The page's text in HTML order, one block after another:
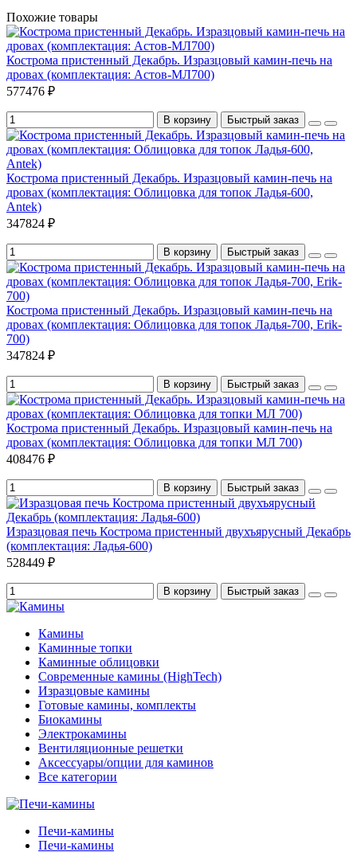
Похожие товары
Кострома пристенный Декабрь. Изразцовый камин-печь на
дровах (комплектация: Астов-МЛ700)
577476 ₽
В корзину Быстрый заказ
Кострома пристенный Декабрь. Изразцовый камин-печь на
дровах (комплектация: Облицовка для топок Ладья-600,
Antek)
347824 ₽
В корзину Быстрый заказ
Кострома пристенный Декабрь. Изразцовый камин-печь на
дровах (комплектация: Облицовка для топок Ладья-700, Erik-
700)
347824 ₽
В корзину Быстрый заказ
Кострома пристенный Декабрь. Изразцовый камин-печь на
дровах (комплектация: Облицовка для топки МЛ 700)
408476 ₽
В корзину Быстрый заказ
Изразцовая печь Кострома пристенный двухъярусный Декабрь
(комплектация: Ладья-600)
528449 ₽
В корзину Быстрый заказ
Камины
Каминные топки
Каминные облицовки
Современные камины (HighTech)
Изразцовые камины
Готовые камины, комплекты
Биокамины
Электрокамины
Вентиляционные решетки
Аксессуары/опции для каминов
Все категории
Печи-камины
Печи-камины